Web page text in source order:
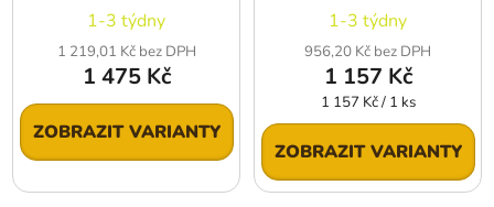
1-3 týdny
1 219,01 Kč bez DPH
1 475 Kč
ZOBRAZIT VARIANTY
1-3 týdny
956,20 Kč bez DPH
1 157 Kč
Měrná
cena:
1 157 Kč / 1 ks
ZOBRAZIT VARIANTY